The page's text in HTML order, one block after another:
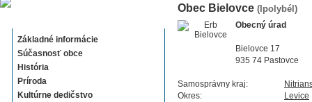
Základné informácie
Súčasnosť obce
História
Príroda
Kultúrne dedičstvo
Obec Bielovce (Ipolybél)
Obecný úrad
Bielovce 17
935 74 Pastovce
Samosprávny kraj:
Okres:
Levice